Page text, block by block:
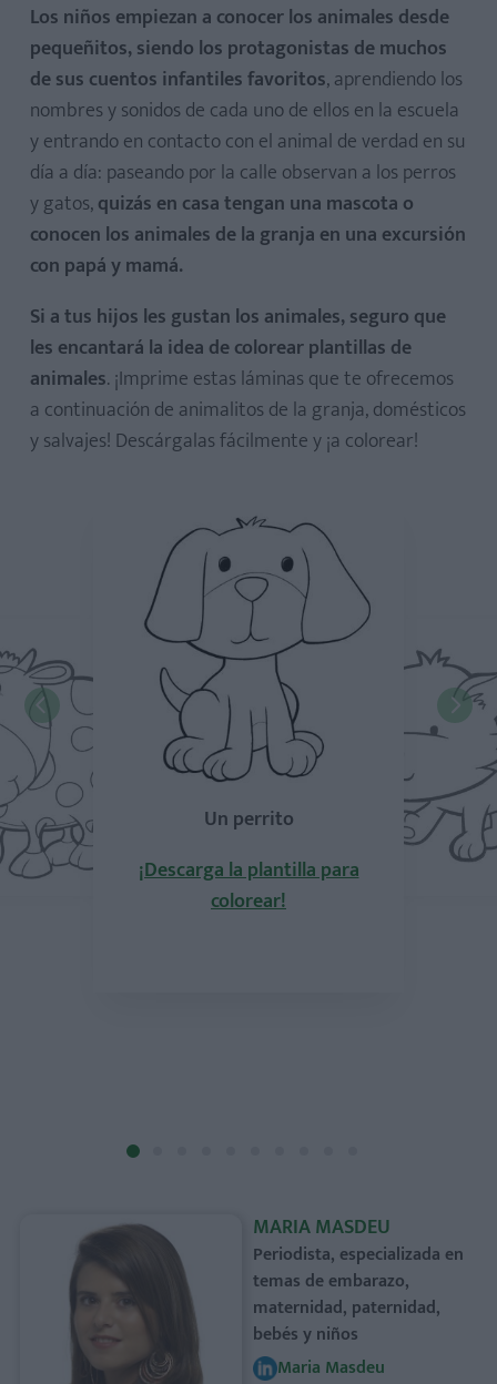
Los niños empiezan a conocer los animales desde
pequeñitos, siendo los protagonistas de muchos
de sus cuentos infantiles favoritos, aprendiendo los
nombres y sonidos de cada uno de ellos en la escuela
y entrando en contacto con el animal de verdad en su
día a día: paseando por la calle observan a los perros
y gatos,quizás en casa tengan una mascota o
conocen los animales de la granja en una excursión
con papá y mamá.
Si a tus hijos les gustan los animales, seguro que
les encantará la idea de colorear plantillas de
animales. ¡Imprime estas láminas que te ofrecemos
a continuación de animalitos de la granja, domésticos
y salvajes! Descárgalas fácilmente y ¡a colorear!
Un perrito
¡Descarga la plantilla para
colorear!
MARIA MASDEU
Periodista, especializada en
temas de embarazo,
maternidad, paternidad,
bebés y niños
Maria Masdeu